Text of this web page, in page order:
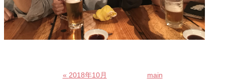
« 2018年10月
main